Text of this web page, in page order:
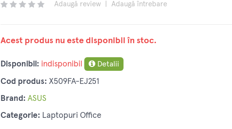
Adaugă review Adaugă întrebare
Acest produs nu este disponibil în stoc.
Disponibil: indisponibil Detalii
Cod produs: X509FA-EJ251
Brand: ASUS
Categorie: Laptopuri Office